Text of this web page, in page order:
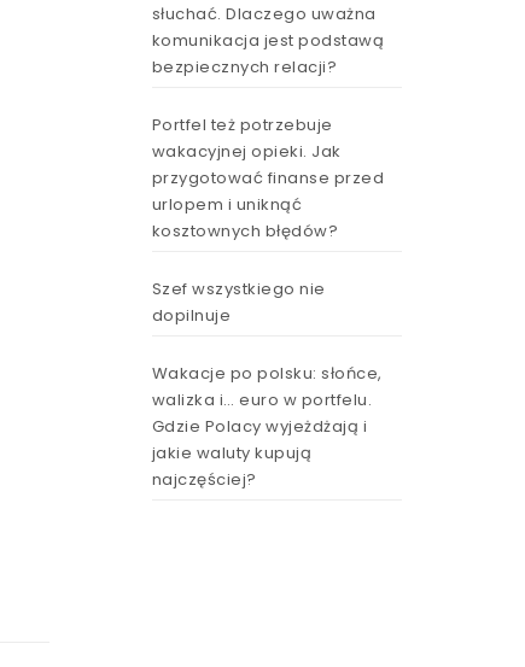
słuchać. Dlaczego uważna
komunikacja jest podstawą
bezpiecznych relacji?
Portfel też potrzebuje
wakacyjnej opieki. Jak
przygotować finanse przed
urlopem i uniknąć
kosztownych błędów?
Szef wszystkiego nie
dopilnuje
Wakacje po polsku: słońce,
walizka i… euro w portfelu.
Gdzie Polacy wyjeżdżają i
jakie waluty kupują
najczęściej?